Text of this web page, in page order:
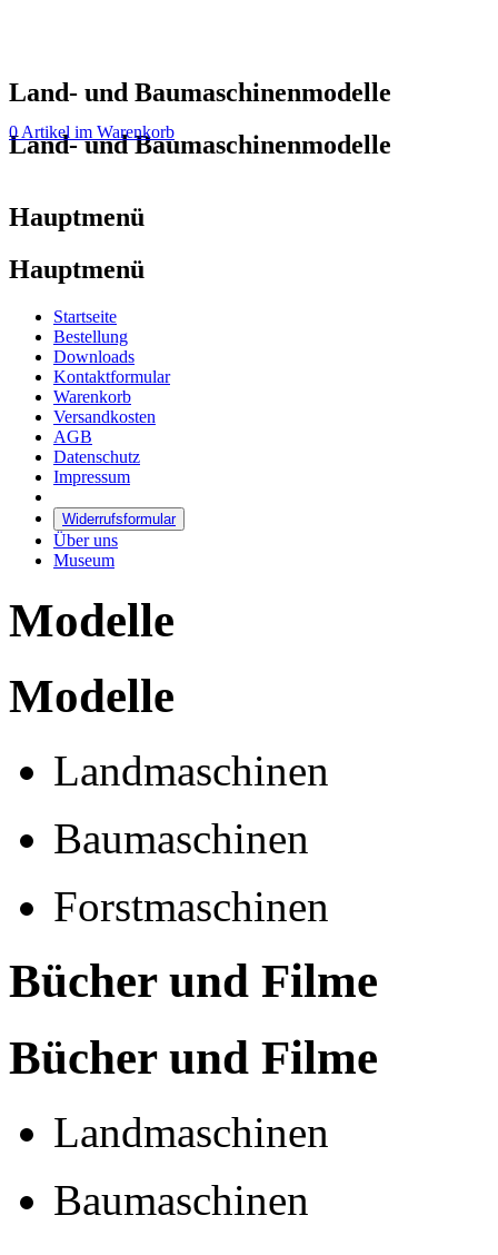
Land- und Baumaschinenmodelle
Land- und Baumaschinenmodelle
0 Artikel im Warenkorb
Hauptmenü
Hauptmenü
Startseite
Bestellung
Downloads
Kontaktformular
Warenkorb
Versandkosten
AGB
Datenschutz
Impressum
Widerrufsformular
Über uns
Museum
Modelle
Modelle
Landmaschinen
Baumaschinen
Forstmaschinen
Bücher und Filme
Bücher und Filme
Landmaschinen
Baumaschinen